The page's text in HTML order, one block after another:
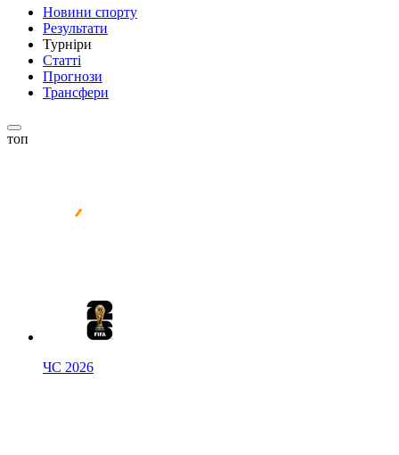
Новини спорту
Результати
Турніри
Статті
Прогнози
Трансфери
топ
ЧС 2026